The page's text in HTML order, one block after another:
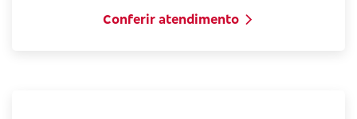
Conferir atendimento